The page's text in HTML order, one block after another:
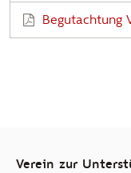
Begutachtung
Verein zur